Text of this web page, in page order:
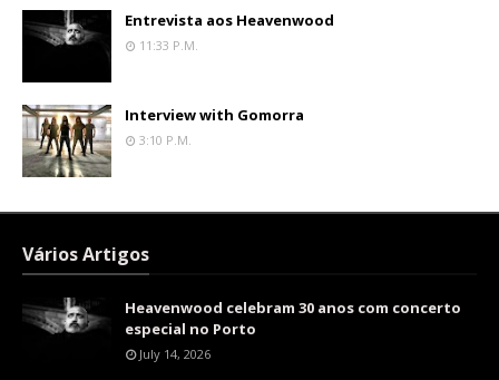
Entrevista aos Heavenwood
11:33 P.m.
Interview with Gomorra
3:10 P.m.
Vários Artigos
Heavenwood celebram 30 anos com concerto
especial no Porto
July 14, 2026